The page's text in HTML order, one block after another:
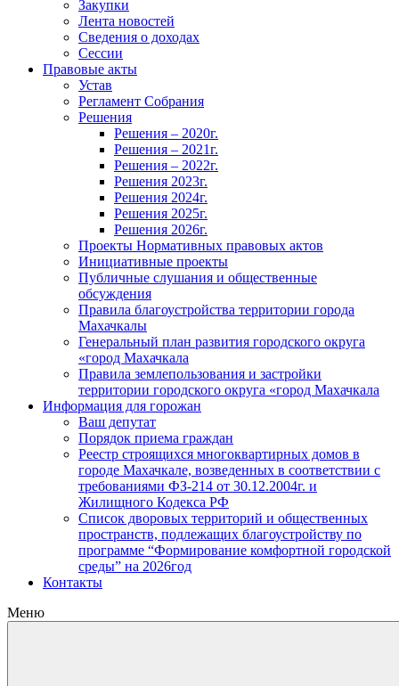
Закупки
Лента новостей
Сведения о доходах
Сессии
Правовые акты
Устав
Регламент Собрания
Решения
Решения – 2020г.
Решения – 2021г.
Решения – 2022г.
Решения 2023г.
Решения 2024г.
Решения 2025г.
Решения 2026г.
Проекты Нормативных правовых актов
Инициативные проекты
Публичные слушания и общественные
обсуждения
Правила благоустройства территории города
Махачкалы
Генеральный план развития городского округа
«город Махачкала
Правила землепользования и застройки
территории городского округа «город Махачкала
Информация для горожан
Ваш депутат
Порядок приема граждан
Реестр строящихся многоквартирных домов в
городе Махачкале, возведенных в соответствии с
требованиями ФЗ-214 от 30.12.2004г. и
Жилищного Кодекса РФ
Список дворовых территорий и общественных
пространств, подлежащих благоустройству по
программе “Формирование комфортной городской
среды” на 2026год
Контакты
Меню